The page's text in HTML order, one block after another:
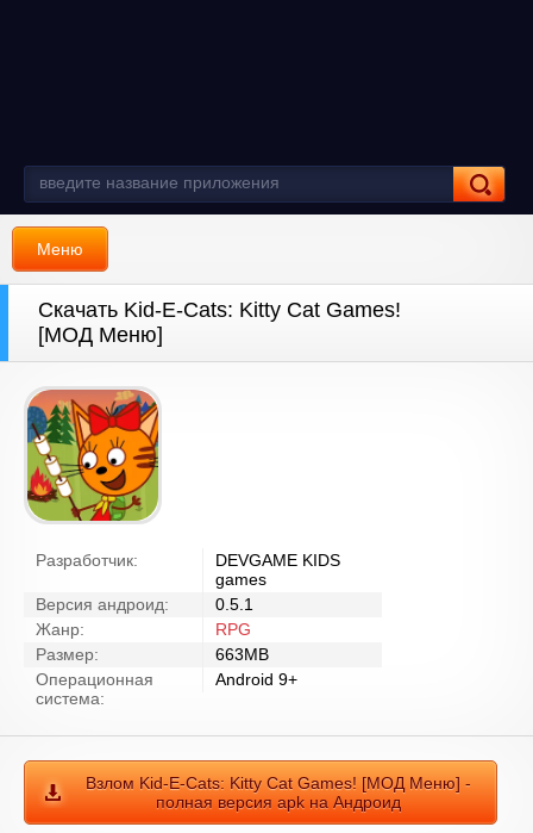
Меню
Скачать Kid-E-Cats: Kitty Cat Games!
[МОД Меню]
Разработчик:
DEVGAME KIDS
games
Версия андроид:
0.5.1
Жанр:
RPG
Размер:
663MB
Операционная
система:
Android 9+
Взлом Kid-E-Cats: Kitty Cat Games! [МОД Меню] -
полная версия apk на Андроид